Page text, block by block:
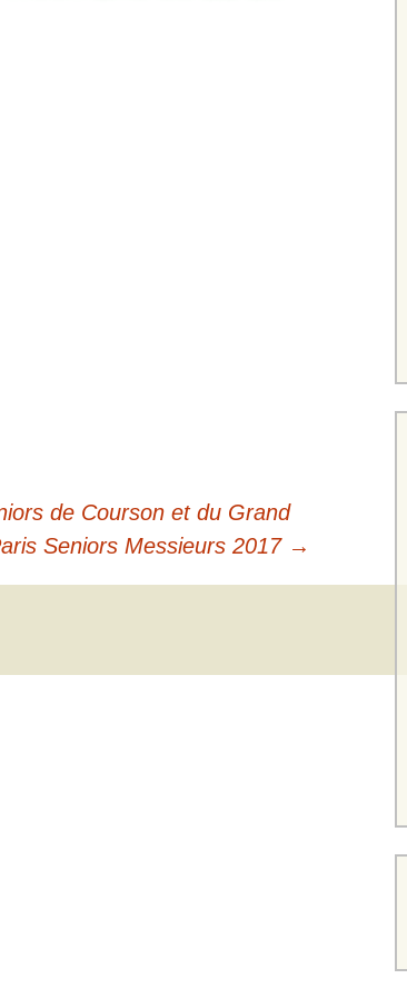
Equipe Mid-Amateurs
de Courson et du Grand
Seniors Messieurs 2017 →